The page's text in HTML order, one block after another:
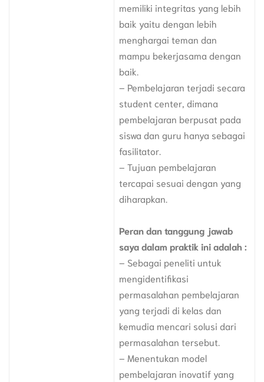
memiliki integritas yang lebih
baik yaitu dengan lebih
menghargai teman dan
mampu bekerjasama dengan
baik.
– Pembelajaran terjadi secara
student center, dimana
pembelajaran berpusat pada
siswa dan guru hanya sebagai
fasilitator.
– Tujuan pembelajaran
tercapai sesuai dengan yang
diharapkan.
Peran dan tanggung jawab
saya dalam praktik ini adalah :
– Sebagai peneliti untuk
mengidentifikasi
permasalahan pembelajaran
yang terjadi di kelas dan
kemudia mencari solusi dari
permasalahan tersebut.
– Menentukan model
pembelajaran inovatif yang